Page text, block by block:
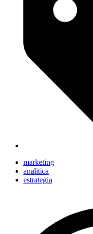
marketing
analitica
estrategia